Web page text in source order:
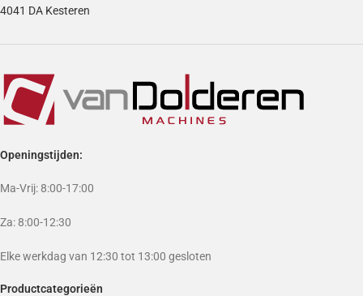
4041 DA Kesteren
Openingstijden:
Ma-Vrij: 8:00-17:00
Za: 8:00-12:30
Elke werkdag van 12:30 tot 13:00 gesloten
Productcategorieën